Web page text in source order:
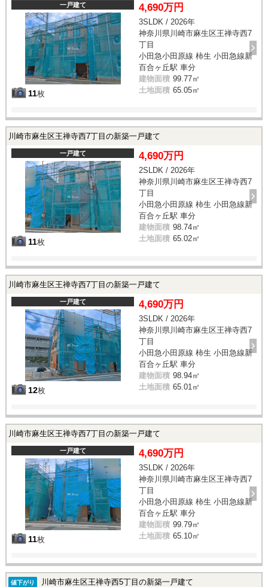
一戸建て
11枚
4,690万円
3SLDK / 2026年
神奈川県川崎市麻生区王禅寺西7
丁目
小田急小田原線 柿生 小田急線新
百合ヶ丘駅 車分
建物面積 99.77㎡
土地面積 65.05㎡
川崎市麻生区王禅寺西7丁目の新築一戸建て
一戸建て
11枚
4,690万円
2SLDK / 2026年
神奈川県川崎市麻生区王禅寺西7
丁目
小田急小田原線 柿生 小田急線新
百合ヶ丘駅 車分
建物面積 98.74㎡
土地面積 65.02㎡
川崎市麻生区王禅寺西7丁目の新築一戸建て
一戸建て
12枚
4,690万円
3SLDK / 2026年
神奈川県川崎市麻生区王禅寺西7
丁目
小田急小田原線 柿生 小田急線新
百合ヶ丘駅 車分
建物面積 98.94㎡
土地面積 65.01㎡
川崎市麻生区王禅寺西7丁目の新築一戸建て
一戸建て
11枚
4,690万円
3SLDK / 2026年
神奈川県川崎市麻生区王禅寺西7
丁目
小田急小田原線 柿生 小田急線新
百合ヶ丘駅 車分
建物面積 99.79㎡
土地面積 65.10㎡
値下がり 川崎市麻生区王禅寺西5丁目の新築一戸建て